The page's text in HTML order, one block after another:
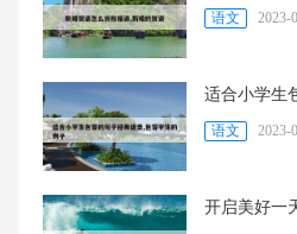
语文 2023-
适合小学生
语文 2023-
开启美好一